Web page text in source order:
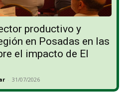
productivo y
en Posadas en las
el impacto de El
- 31/07/2026